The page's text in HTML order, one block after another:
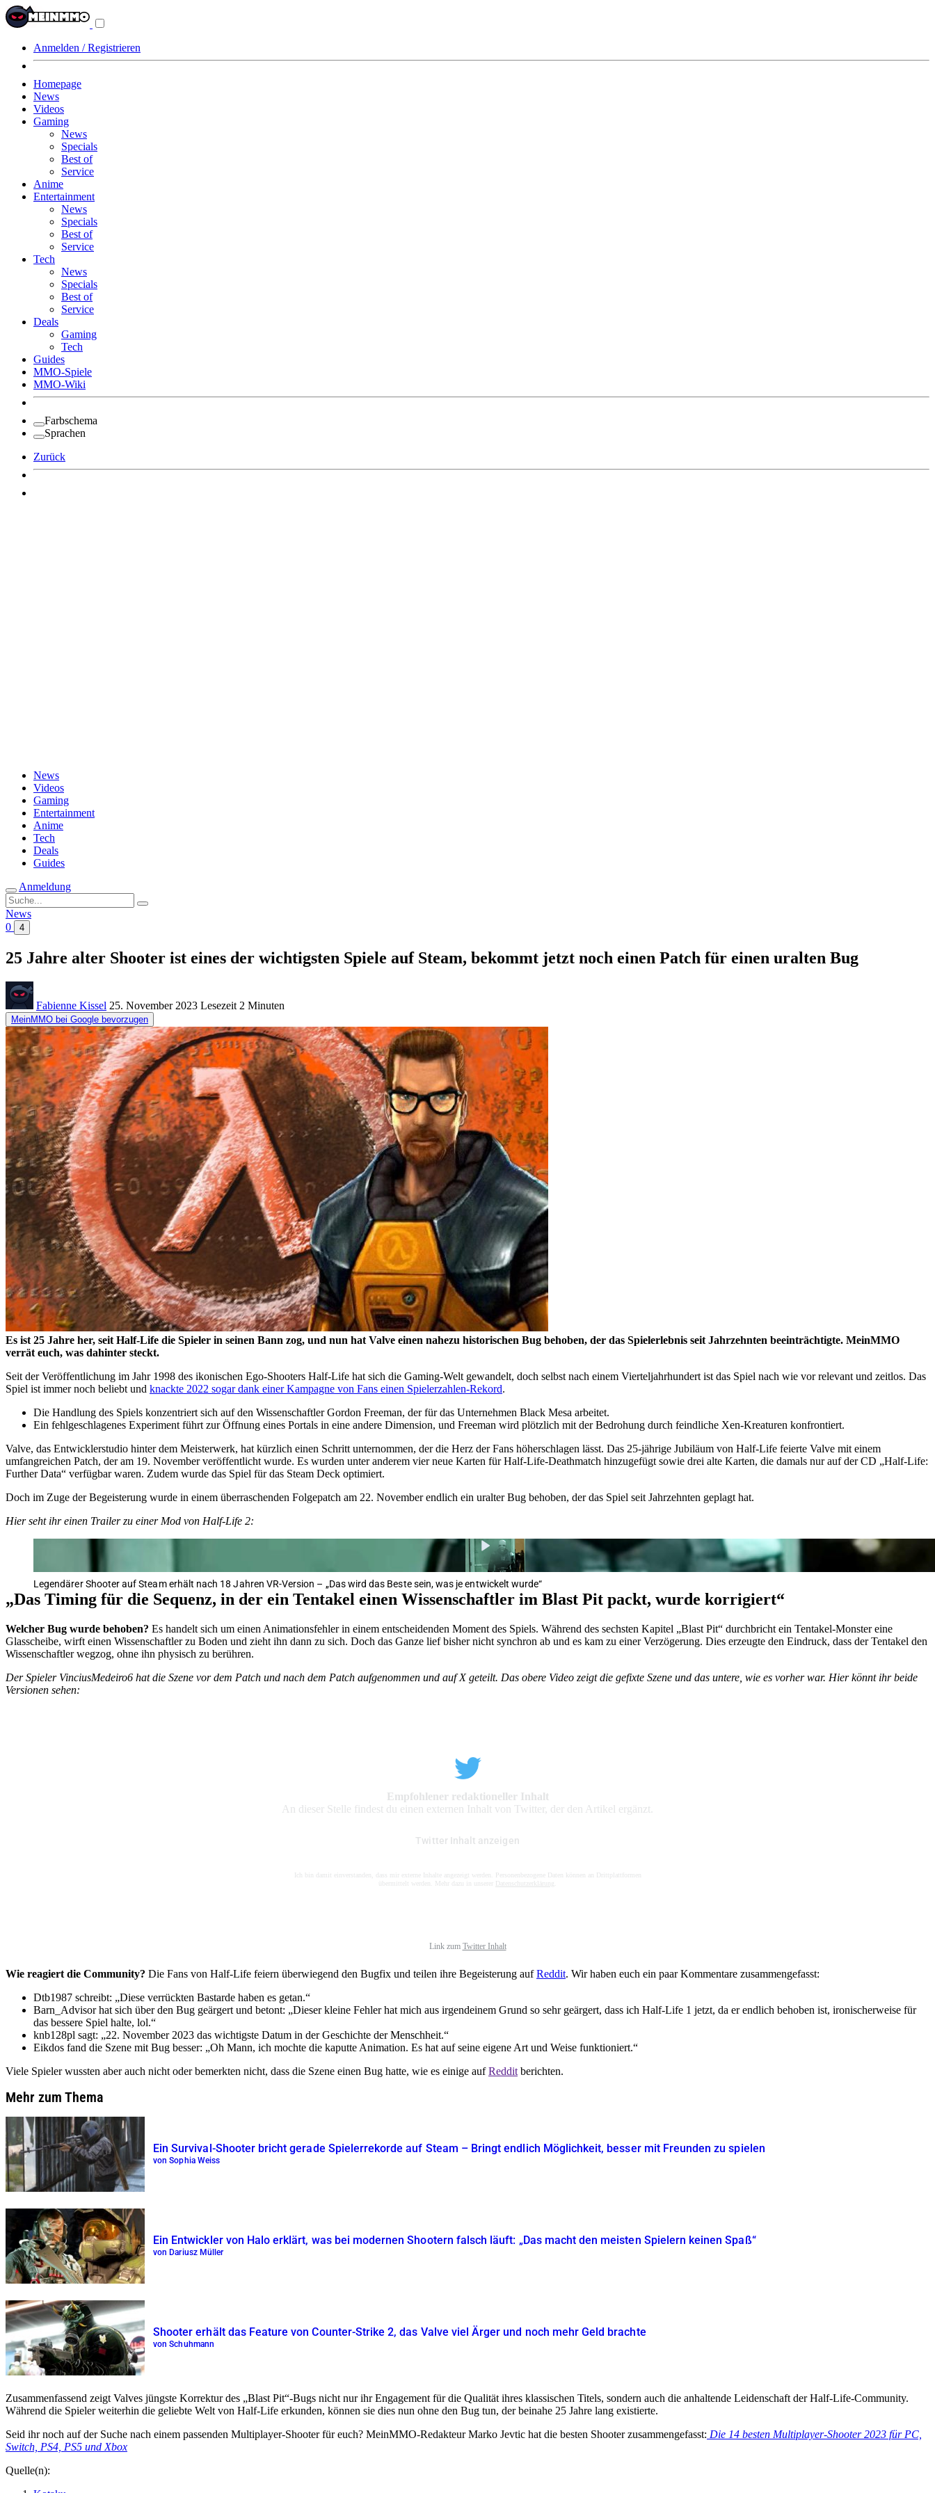
Anmelden / Registrieren
Homepage
News
Videos
Gaming
News
Specials
Best of
Service
Anime
Entertainment
News
Specials
Best of
Service
Tech
News
Specials
Best of
Service
Deals
Gaming
Tech
Guides
MMO-Spiele
MMO-Wiki
Farbschema
Sprachen
Zurück
News
Videos
Gaming
Entertainment
Anime
Tech
Deals
Guides
Anmeldung
Suche
nach:
News
0
4
25 Jahre alter Shooter ist eines der wichtigsten Spiele auf Steam, bekommt jetzt noch einen Patch für einen uralten Bug
Fabienne Kissel 25. November 2023 Lesezeit 2 Minuten
MeinMMO bei Google bevorzugen
Es ist 25 Jahre her, seit Half-Life die Spieler in seinen Bann zog, und nun hat Valve einen nahezu historischen Bug behoben, der das Spielerlebnis seit Jahrzehnten beeinträchtigte. MeinMMO
verrät euch, was dahinter steckt.
Seit der Veröffentlichung im Jahr 1998 des ikonischen Ego-Shooters Half-Life hat sich die Gaming-Welt gewandelt, doch selbst nach einem Vierteljahrhundert ist das Spiel nach wie vor relevant und zeitlos. Das
Spiel ist immer noch beliebt und knackte 2022 sogar dank einer Kampagne von Fans einen Spielerzahlen-Rekord.
Die Handlung des Spiels konzentriert sich auf den Wissenschaftler Gordon Freeman, der für das Unternehmen Black Mesa arbeitet.
Ein fehlgeschlagenes Experiment führt zur Öffnung eines Portals in eine andere Dimension, und Freeman wird plötzlich mit der Bedrohung durch feindliche Xen-Kreaturen konfrontiert.
Valve, das Entwicklerstudio hinter dem Meisterwerk, hat kürzlich einen Schritt unternommen, der die Herz der Fans höherschlagen lässt. Das 25-jährige Jubiläum von Half-Life feierte Valve mit einem
umfangreichen Patch, der am 19. November veröffentlicht wurde. Es wurden unter anderem vier neue Karten für Half-Life-Deathmatch hinzugefügt sowie drei alte Karten, die damals nur auf der CD „Half-Life:
Further Data“ verfügbar waren. Zudem wurde das Spiel für das Steam Deck optimiert.
Doch im Zuge der Begeisterung wurde in einem überraschenden Folgepatch am 22. November endlich ein uralter Bug behoben, der das Spiel seit Jahrzehnten geplagt hat.
Hier seht ihr einen Trailer zu einer Mod von Half-Life 2:
Legendärer Shooter auf Steam erhält nach 18 Jahren VR-Version – „Das wird das Beste sein, was je entwickelt wurde“
Das Timing für die Sequenz, in der ein Tentakel einen Wissenschaftler im Blast Pit packt, wurde korrigiert
Welcher Bug wurde behoben? Es handelt sich um einen Animationsfehler in einem entscheidenden Moment des Spiels. Während des sechsten Kapitel Blast Pit
durchbricht ein Tentakel-Monster eine
Glasscheibe, wirft einen Wissenschaftler zu Boden und zieht ihn dann zu sich. Doch das Ganze lief bisher nicht synchron ab und es kam zu einer Verzögerung. Dies erzeugte den Eindruck, dass der Tentakel den
Wissenschaftler wegzog, ohne ihn physisch zu berühren.
Der Spieler VinciusMedeiro6 hat die Szene vor dem Patch und nach dem Patch aufgenommen und auf X geteilt. Das obere Video zeigt die gefixte Szene und das untere, wie es vorher war. Hier könnt ihr beide
Versionen sehen:
Empfohlener redaktioneller Inhalt
An dieser Stelle findest du einen externen Inhalt von Twitter, der den Artikel ergänzt.
Twitter Inhalt anzeigen
Ich bin damit einverstanden, dass mir externe Inhalte angezeigt werden. Personenbezogene Daten können an Drittplattformen
übermittelt werden. Mehr dazu in unserer Datenschutzerklärung
Link zum Twitter Inhalt
Wie reagiert die Community? Die Fans von Half-Life feiern überwiegend den Bugfix und teilen ihre Begeisterung aufReddit. Wir haben euch ein paar Kommentare zusammengefasst:
Dtb1987 schreibt:
Diese verrückten Bastarde haben es getan.
Barn_Advisor hat sich über den Bug geärgert und betont:
Dieser kleine Fehler hat mich aus irgendeinem Grund so sehr geärgert, dass ich Half-Life 1 jetzt, da er endlich behoben ist, ironischerweise für
das bessere Spiel halte, lol.
knb128pl sagt:
22. November 2023 das wichtigste Datum in der Geschichte der Menschheit.
Eikdos fand die Szene mit Bug besser:
Oh Mann, ich mochte die kaputte Animation. Es hat auf seine eigene Art und Weise funktioniert.
Viele Spieler wussten aber auch nicht oder bemerkten nicht, dass die Szene einen Bug hatte, wie es einige aufReddit berichten.
Mehr zum Thema
Ein Survival-Shooter bricht gerade Spielerrekorde auf Steam – Bringt endlich Möglichkeit, besser mit Freunden zu spielen
von Sophia Weiss
Ein Entwickler von Halo erklärt, was bei modernen Shootern falsch läuft: „Das macht den meisten Spielern keinen Spaß“
von Dariusz Müller
Shooter erhält das Feature von Counter-Strike 2, das Valve viel Ärger und noch mehr Geld brachte
von Schuhmann
Zusammenfassend zeigt Valves jüngste Korrektur des Blast Pit -Bugs nicht nur ihr Engagement für die Qualität ihres klassischen Titels, sondern auch die anhaltende Leidenschaft der Half-Life-Community.
Während die Spieler weiterhin die geliebte Welt von Half-Life erkunden, können sie dies nun ohne den Bug tun, der beinahe 25 Jahre lang existierte.
Seid ihr noch auf der Suche nach einem passenden Multiplayer-Shooter für euch? MeinMMO-Redakteur Marko Jevtic hat die besten Shooter zusammengefasst: Die 14 besten Multiplayer-Shooter 2023 für PC,
Switch, PS4, PS5 und Xbox
Quelle(n):